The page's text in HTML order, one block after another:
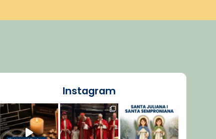
Instagram